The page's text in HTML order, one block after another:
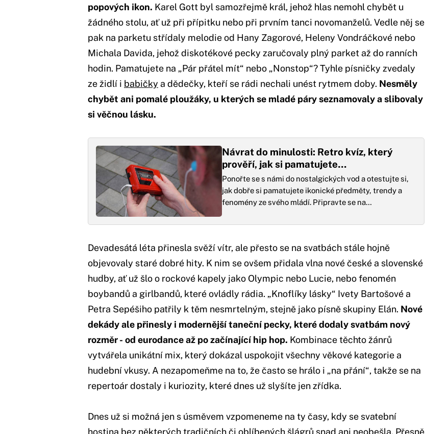
popových ikon. Karel Gott byl samozřejmě král, jehož hlas nemohl chybět u
žádného stolu, ať už při přípitku nebo při prvním tanci novomanželů. Vedle něj se
pak na parketu střídaly melodie od Hany Zagorové, Heleny Vondráčkové nebo
Michala Davida, jehož diskotékové pecky zaručovaly plný parket až do ranních
hodin. Pamatujete na „Pár přátel mít“ nebo „Nonstop“? Tyhle písničky zvedaly
ze židlí i babičky a dědečky, kteří se rádi nechali unést rytmem doby. Nesměly
chybět ani pomalé ploužáky, u kterých se mladé páry seznamovaly a slibovaly
si věčnou lásku.
Návrat do minulosti: Retro kvíz, který
prověří, jak si pamatujete…
Ponořte se s námi do nostalgických vod a otestujte si,
jak dobře si pamatujete ikonické předměty, trendy a
fenomény ze svého mládí. Připravte se na…
Devadesátá léta přinesla svěží vítr, ale přesto se na svatbách stále hojně
objevovaly staré dobré hity. K nim se ovšem přidala vlna nové české a slovenské
hudby, ať už šlo o rockové kapely jako Olympic nebo Lucie, nebo fenomén
boybandů a girlbandů, které ovládly rádia. „Knoflíky lásky“ Ivety Bartošové a
Petra Sepéšiho patřily k těm nesmrtelným, stejně jako písně skupiny Elán. Nové
dekády ale přinesly i modernější taneční pecky, které dodaly svatbám nový
rozměr - od eurodance až po začínající hip hop. Kombinace těchto žánrů
vytvářela unikátní mix, který dokázal uspokojit všechny věkové kategorie a
hudební vkusy. A nezapomeňme na to, že často se hrálo i „na přání“, takže se na
repertoár dostaly i kuriozity, které dnes už slyšíte jen zřídka.
Dnes už si možná jen s úsměvem vzpomeneme na ty časy, kdy se svatební
hostina bez některých tradičních či oblíbených šlágrů snad ani neobešla. Přesně